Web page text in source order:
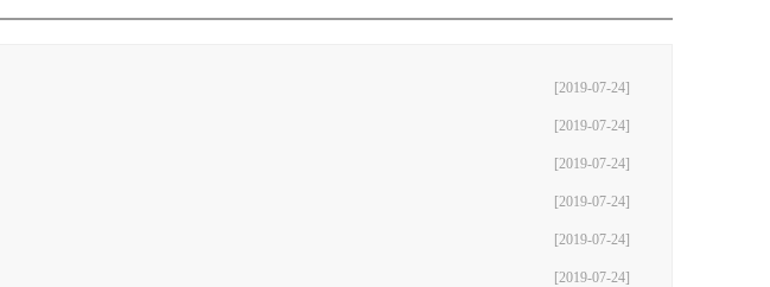
[2019-07-24]
[2019-07-24]
[2019-07-24]
[2019-07-24]
[2019-07-24]
[2019-07-24]